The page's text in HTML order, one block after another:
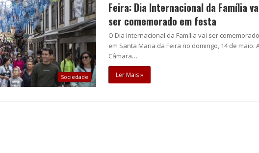
Sociedade
Feira: Dia Internacional da Família
ser comemorado em festa
O Dia Internacional da Família vai ser comemorado
em Santa Maria da Feira no domingo, 14 de maio.
Câmara…
Ler Mais »